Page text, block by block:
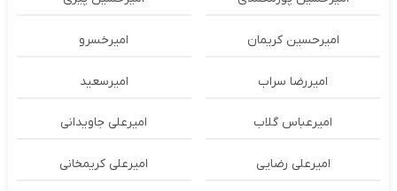
امیرحسین کریمان امیرخسرو
امیررضا سراب امیرسعید
امیرعباس گلاب امیرعلی جاویدانی
امیرعلی رضایی امیرعلی کریمخانی